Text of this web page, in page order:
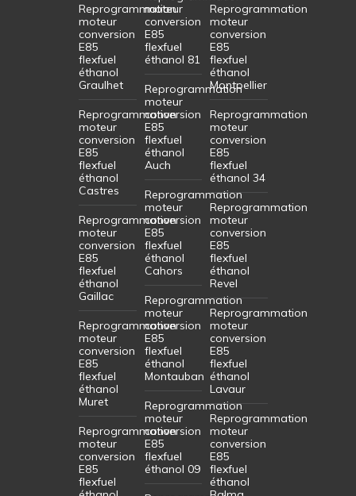
Reprogrammation
moteur
conversion
E85
flexfuel
éthanol
Graulhet
Reprogrammation
moteur
conversion
E85
flexfuel
éthanol
Castres
Reprogrammation
moteur
conversion
E85
flexfuel
éthanol
Gaillac
Reprogrammation
moteur
conversion
E85
flexfuel
éthanol
Muret
Reprogrammation
moteur
conversion
E85
flexfuel
moteur
conversion
E85
flexfuel
éthanol 81
Reprogrammation
moteur
conversion
E85
flexfuel
éthanol
Auch
Reprogrammation
moteur
conversion
E85
flexfuel
éthanol
Cahors
Reprogrammation
moteur
conversion
E85
flexfuel
éthanol
Montauban
Reprogrammation
moteur
conversion
E85
flexfuel
éthanol 09
Reprogrammation
moteur
conversion
E85
flexfuel
éthanol
Montpellier
Reprogrammation
moteur
conversion
E85
flexfuel
éthanol 34
Reprogrammation
moteur
conversion
E85
flexfuel
éthanol
Revel
Reprogrammation
moteur
conversion
E85
flexfuel
éthanol
Lavaur
Reprogrammation
moteur
conversion
E85
flexfuel
éthanol